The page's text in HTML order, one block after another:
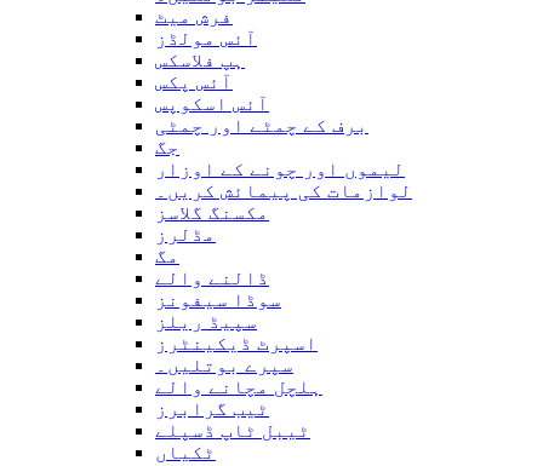
فرش میٹ
آئس مولڈز
ہپ فلاسکس
آئس پکس
آئس اسکوپس
برف کے چمٹے اور چمٹی
جگ
لیموں اور چونے کے اوزار
لوازمات کی پیمائش کریں۔
مکسنگ گلاسز
مڈلرز
مگ
ڈالنے والے
سوڈا سیفونز
سپیڈ ریلز
اسپرٹ ڈیکینٹرز
سپرے بوتلیں۔
ہلچل مچانے والے
ٹیب گرابرز
ٹیبل ٹاپ ڈسپلے
ٹکیاں